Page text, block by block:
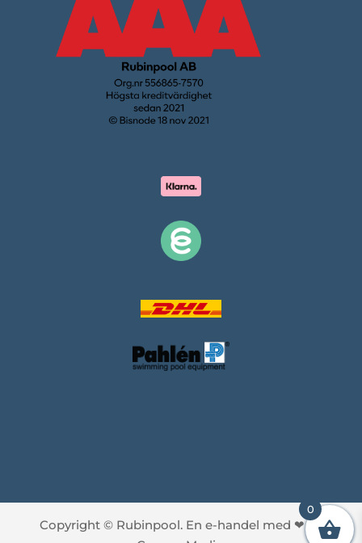
Copyright © Rubinpool. En e-handel med ❤av
0